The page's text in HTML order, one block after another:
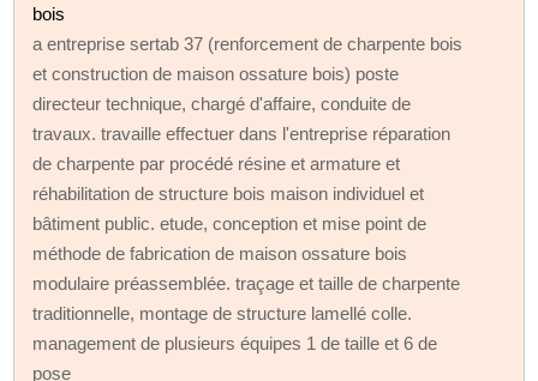
bois
a entreprise sertab 37 (renforcement de charpente bois
et construction de maison ossature bois) poste
directeur technique, chargé d'affaire, conduite de
travaux. travaille effectuer dans l'entreprise réparation
de charpente par procédé résine et armature et
réhabilitation de structure bois maison individuel et
bâtiment public. etude, conception et mise point de
méthode de fabrication de maison ossature bois
modulaire préassemblée. traçage et taille de charpente
traditionnelle, montage de structure lamellé colle.
management de plusieurs équipes 1 de taille et 6 de
pose